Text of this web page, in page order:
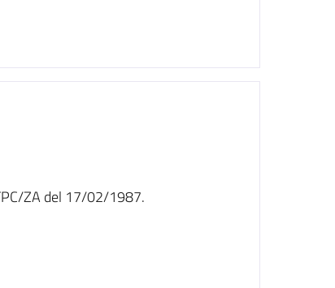
ZA del 17/02/1987.